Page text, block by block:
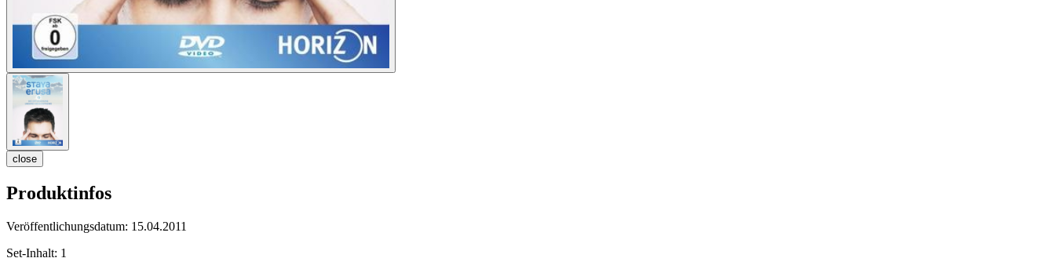
close
Produktinfos
Veröffentlichungsdatum: 15.04.2011
Set-Inhalt: 1